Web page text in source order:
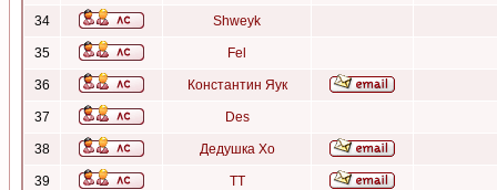
34 Shweyk
35 Fel
36 Константин Яук
37 Des
38 Дедушка Хо
39 ТТ